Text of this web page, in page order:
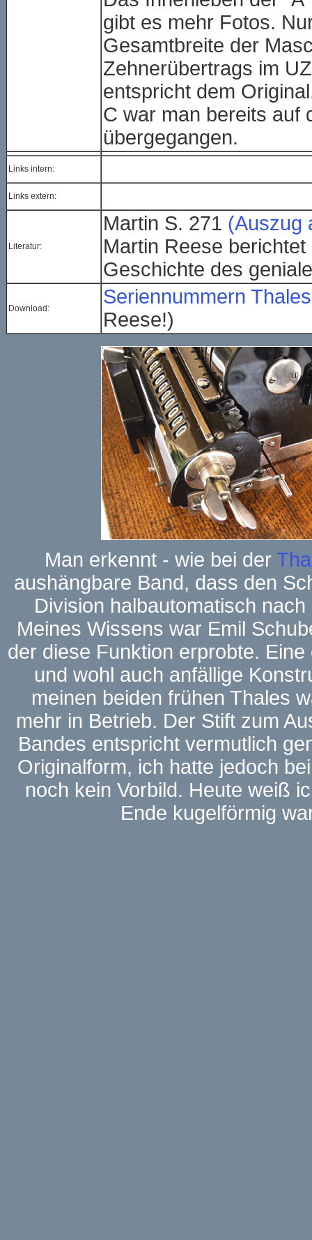
gibt es mehr Fotos.
Gesamtbreite der
Zehnerübertrags im
entspricht dem
C war man bereits auf
übergegangen.
Links intern:
Links extern:
Literatur:
Martin S. 271 (Auszug
Martin Reese
Geschichte des
Download:
Seriennummern
Reese!)
Man erkennt - wie bei der
aushängbare Band, dass den
Division halbautomatisch
Meines Wissens war Emil
der diese Funktion erprobte.
und wohl auch anfällige
meinen beiden frühen Thales
mehr in Betrieb. Der Stift zum
Bandes entspricht vermutlich
Originalform, ich hatte jedoch
noch kein Vorbild. Heute weiß
Ende kugelförmig